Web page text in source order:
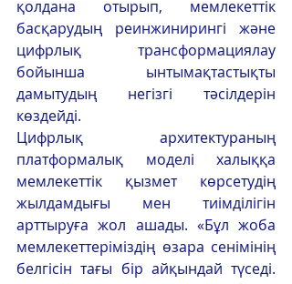
қолдана отырып, мемлекеттік
басқарудың реинжинирингі және
цифрлық трансформациялау
бойынша ынтымақтастықты
дамытудың негізгі тәсілдерін
көздейді.
Цифрлық архитектураның
платформалық моделі халыққа
мемлекеттік қызмет көрсетудің
жылдамдығы мен тиімділігін
арттыруға жол ашады. «Бұл жоба
мемлекеттеріміздің өзара сенімінің
белгісін тағы бір айқындай түседі.